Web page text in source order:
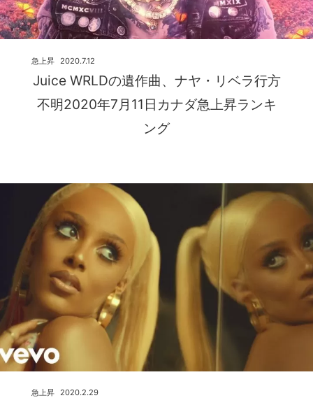
Juice WRLDの遺作曲、ナヤ・リベラ行方
不明2020年7月11日カナダ急上昇ランキ
ング
2020.7.12
急上昇
2020.2.29
急上昇